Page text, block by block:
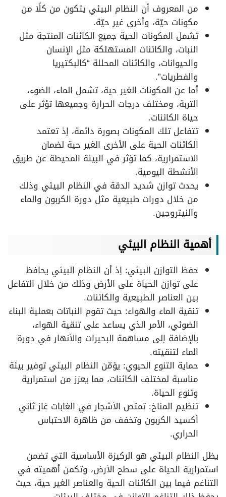
من المعروف أن النظام البيئي يتكون من كلًا من
مكونات حيّة، وأخرى غير حيّة.
تشمل المكونات الحية جميع الكائنات المنتجة مثل
النبات، والكائنات المستهلكة مثل الإنسان
والحيوانات، والكائنات المحللة “كالبكتيريا
والفطريات”.
أما عن المكونات الغير حية، تشمل الماء، الضوء،
التربة، ومختلف درجات الحرارة وجميعها تؤثر على
حياة الكائنات.
تتفاعل تلك المكونات بصورة دائمة، إذ تعتمد
الكائنات الحية على الأخرى الغير حية لضمان
الاستمرارية، كما تؤثر في البيئة المحيطة عن طريق
الأنشطة اليومية.
يحدث توازن شديد الدقة في النظام البيئي وذلك
من خلال دورات طبيعية مثل دورة الكربون والماء
والنيتروجين.
أهمية النظام البيئي
حفظ التوازن البيئي: إذ أن النظام البيئي يحافظ
على توازن الحياة على الأرض وذلك من خلال التفاعل
بين العناصر الطبيعية والكائنات.
تنقية الماء والهواء: حيث تقوم النباتات بعملية البناء
الضوئي، الأمر الذي يساعد على تنقية الهواء،
بالإضافة إلى مساهمة البحيرات والأنهار في دورة
الماء لتنقيته.
حماية التنوع الحيوي: يؤمّن النظام البيئي توفير بيئة
مناسبة لمختلف الكائنات، مما يعزز من استمرارية
وتنوع الحياة.
تنظيم المناخ: تمتص الأشجار في الغابات غاز ثاني
أكسيد الكربون وتخفف من ظاهرة الاحتباس
الحراري.
يظل النظام البيئي هو الركيزة الأساسية التي تضمن
استمرارية الحياة على سطح الأرض، وتكمن أهميته في
التناغم فيما بين الكائنات الحية والعناصر الغير حية، حيث